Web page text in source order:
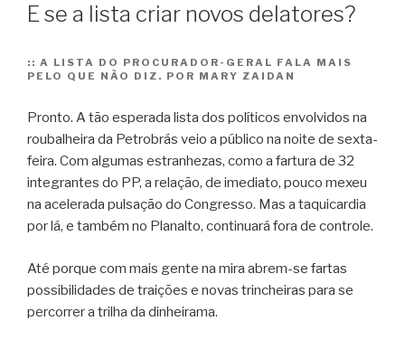
E se a lista criar novos delatores?
:: A LISTA DO PROCURADOR-GERAL FALA MAIS
PELO QUE NÃO DIZ. POR MARY ZAIDAN
Pronto. A tão esperada lista dos políticos envolvidos na
roubalheira da Petrobrás veio a público na noite de sexta-
feira. Com algumas estranhezas, como a fartura de 32
integrantes do PP, a relação, de imediato, pouco mexeu
na acelerada pulsação do Congresso. Mas a taquicardia
por lá, e também no Planalto, continuará fora de controle.
Até porque com mais gente na mira abrem-se fartas
possibilidades de traições e novas trincheiras para se
percorrer a trilha da dinheirama.